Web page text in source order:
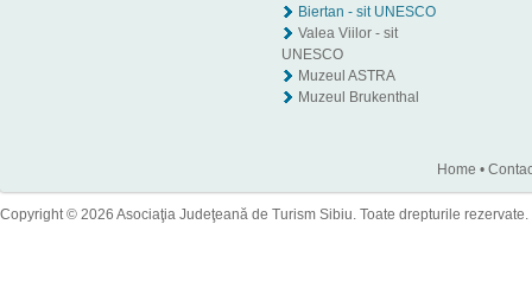
Biertan - sit UNESCO
Valea Viilor - sit
UNESCO
Muzeul ASTRA
Muzeul Brukenthal
Home •
Copyright © 2026 Asociaţia Judeţeană de Turism Sibiu. Toate drepturile rezervate.